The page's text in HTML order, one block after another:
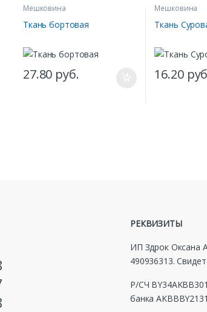
Мешковина
Ткань бортовая
27.80 руб.
Мешковина
Ткань
16.20
РЕКВИЗИТЫ
ИП Здрок Оксана
490936313.
Р/СЧ
банка